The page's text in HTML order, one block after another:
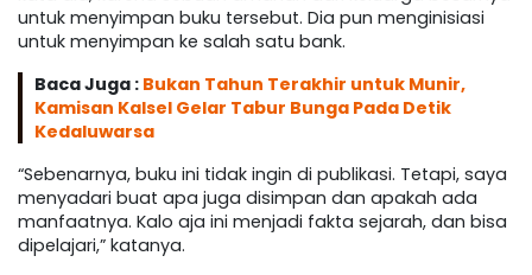
untuk menyimpan buku tersebut. Dia pun menginisiasi
untuk menyimpan ke salah satu bank.
Baca Juga : Bukan Tahun Terakhir untuk Munir,
Kamisan Kalsel Gelar Tabur Bunga Pada Detik
Kedaluwarsa
“Sebenarnya, buku ini tidak ingin di publikasi. Tetapi, saya
menyadari buat apa juga disimpan dan apakah ada
manfaatnya. Kalo aja ini menjadi fakta sejarah, dan bisa
dipelajari,” katanya.